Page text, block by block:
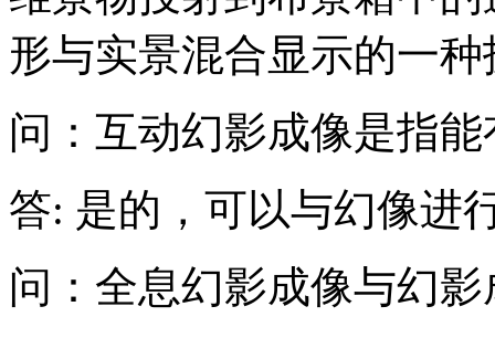
形与实景混合显示的一
问：互动幻影成像是指
答: 是的，可以与幻像进
问：全息幻影成像与幻